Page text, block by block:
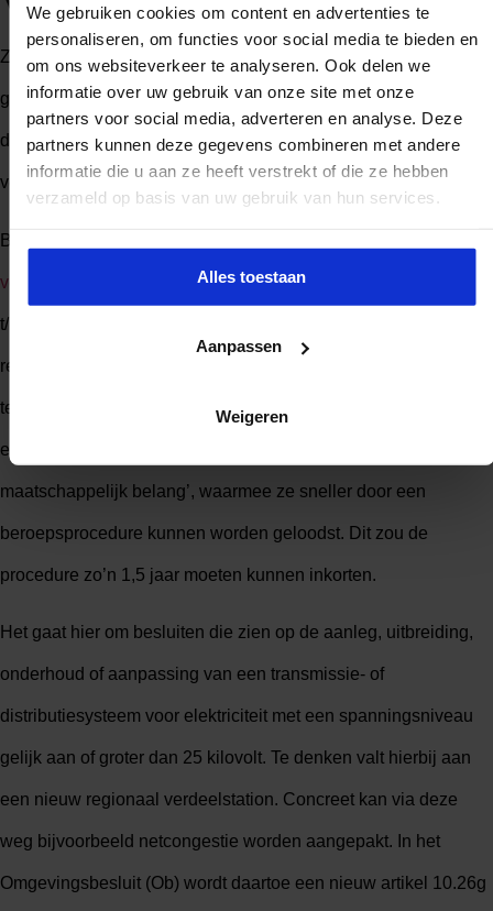
We gebruiken cookies om content en advertenties te
personaliseren, om functies voor social media te bieden en
om ons websiteverkeer te analyseren. Ook delen we
informatie over uw gebruik van onze site met onze
partners voor social media, adverteren en analyse. Deze
partners kunnen deze gegevens combineren met andere
informatie die u aan ze heeft verstrekt of die ze hebben
verzameld op basis van uw gebruik van hun services.
Alles toestaan
Aanpassen
Weigeren
Zowel de Noodverordening als de RED III hebben geen
gevolgen voor de bezwaarprocedure en de rechtsbescherming
die volgt op de vergunningsprocedures. Om die laatste fase te
versnellen zijn er andere initiatieven.
Bijvoorbeeld het recente
versnellingen elektriciteitsprojecten(momenteel in consultatie
t/m 8 juli). De bedoeling is met dit ontwerpbesluit de
regelgeving rondom grote elektriciteitsprojecten dusdanig aan
te passen dat het mogelijk wordt om bepaalde
elektriciteitsprojecten aan te merken als van ‘zwaarwegend
maatschappelijk belang’, waarmee ze sneller door een
beroepsprocedure kunnen worden geloodst. Dit zou de
procedure zo’n 1,5 jaar moeten kunnen inkorten.
Het gaat hier om besluiten die zien op de aanleg, uitbreiding,
onderhoud of aanpassing van een transmissie- of
distributiesysteem voor elektriciteit met een spanningsniveau
gelijk aan of groter dan 25 kilovolt. Te denken valt hierbij aan
een nieuw regionaal verdeelstation. Concreet kan via deze
weg bijvoorbeeld netcongestie worden aangepakt. In het
Omgevingsbesluit (Ob) wordt daartoe een nieuw artikel 10.26g